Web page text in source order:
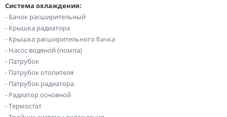
Система охлаждения:
- Бачок расширительный
- Крышка радиатора
- Крышка расширительного бачка
- Насос водяной (помпа)
- Патрубок
- Патрубок отопителя
- Патрубок радиатора
- Радиатор основной
- Термостат